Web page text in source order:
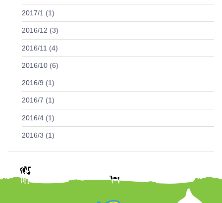
2017/1 (1)
2016/12 (3)
2016/11 (4)
2016/10 (6)
2016/9 (1)
2016/7 (1)
2016/4 (1)
2016/3 (1)